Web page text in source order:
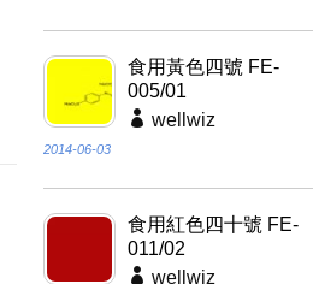
食用黃色四號 FE-
005/01
wellwiz
2014-06-03
食用紅色四十號 FE-
011/02
wellwiz